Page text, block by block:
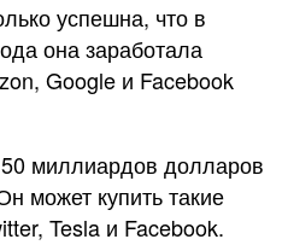
успешна, что в
она заработала
Google и Facebook
миллиардов долларов
может купить такие
Tesla и Facebook.